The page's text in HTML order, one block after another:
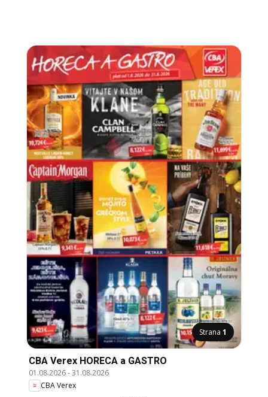
Strana 1
CBA Verex HORECA a GASTRO
01.08.2026-31.08.2026
CBA Verex